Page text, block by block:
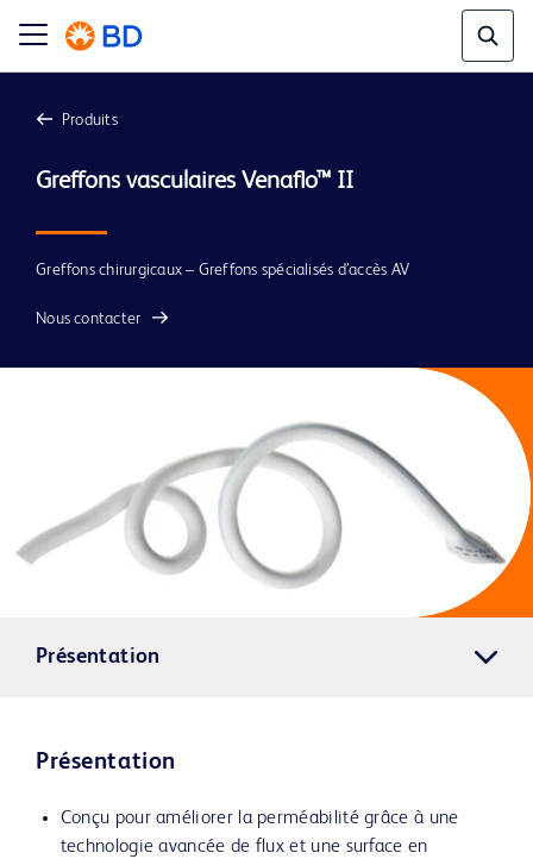
Produits
Greffons vasculaires Venaflo™ II
Greffons chirurgicaux – Greffons spécialisés d’accès AV
Nous contacter
Présentation
Présentation
Conçu pour améliorer la perméabilité grâce à une
technologie avancée de flux et une surface en